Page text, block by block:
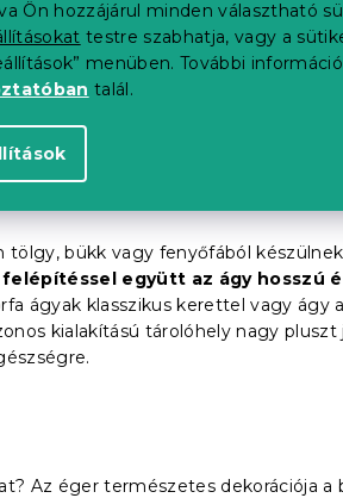
Ön hozzájárul minden választható
testre szabhatja, vagy a
menüben. További
talál.
szilárdan áll a padlón. A klasszikus
amelyre a matracot ráhelyezik.
lehet, hogy nincs tárhelye. Ne
dobozvásárolható meg.
bükk vagy fenyőfából
együtt az ágy hosszú
ágyak klasszikus kerettel vagy ágy
kialakítású tárolóhely nagy
Az éger természetes dekorációja a